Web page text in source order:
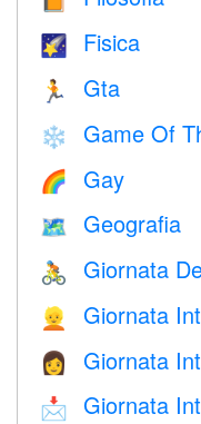
🌠 Fisica
🏃 Gta
❄️ Game Of
🌈 Gay
🗺 Geografia
🚴 Giornata
👱 Giornata
👩 Giornata
📩 Giornata